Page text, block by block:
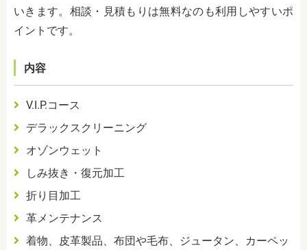
いきます。相談・見積もりは無料なのも利用しやすいポ
イントです。
内容
V.I.P.コース
デラックスクリーニング
オゾンウェット
しみ抜き・復元加工
折り目加工
革メンテナンス
着物、皮革製品、布団や毛布、ジュータン、カーペッ